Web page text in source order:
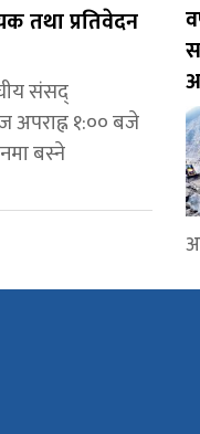
तथा प्रतिवेदन
संसद्
अपराह्न १:०० बजे
बस्ने